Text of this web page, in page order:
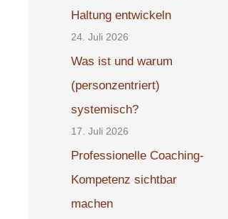
Haltung entwickeln
24. Juli 2026
Was ist und warum
(personzentriert)
systemisch?
17. Juli 2026
Professionelle Coaching-
Kompetenz sichtbar
machen